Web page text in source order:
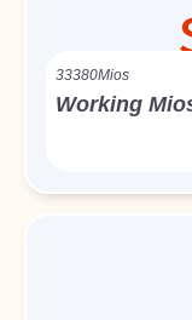
33380Mios
Working